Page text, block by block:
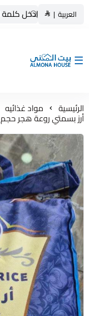
العربية |
بيت المنى ALMONA HOUSE
الرئيسية مواد غذائيه
أرز بسمتي روعة هجر حجم 10 كيلو